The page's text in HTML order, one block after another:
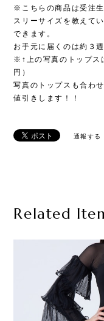
※こちらの商品は受注生
スリーサイズを教えて
できます。
お手元に届くのは約３
※↑上の写真のトップス
円）
写真のトップスも合わ
値引きします！！
通報する
Related